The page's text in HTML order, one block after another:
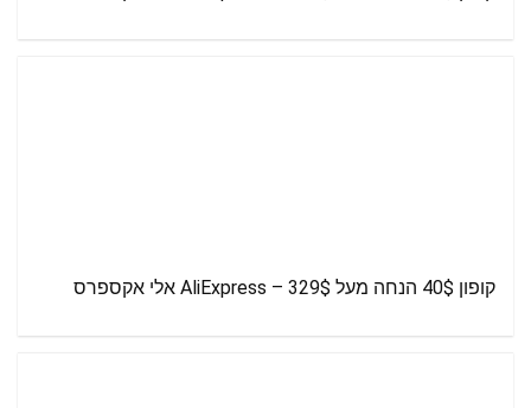
קופון 40$ הנחה מעל 329$ – AliExpress אלי אקספרס